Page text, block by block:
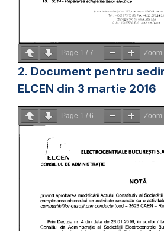
Page 1 / 7 Zoom
2. Document pentru
ELCEN din 3 martie 2016
Page 1 / 6 Zoom